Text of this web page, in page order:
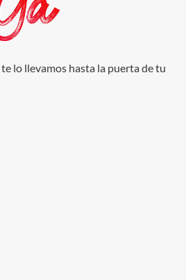
lo llevamos hasta la puerta de tu